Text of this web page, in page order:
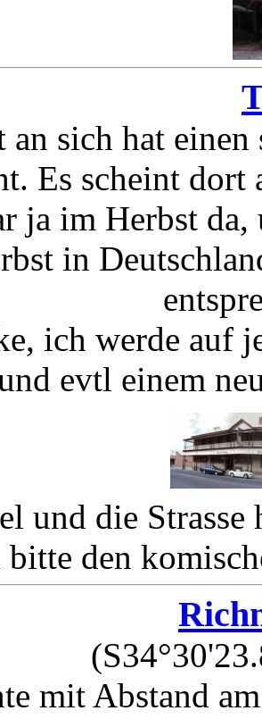
an sich hat
Es scheint dort
ja im Herbst da,
in
ich werde auf
evtl einem
und die
bitte den
mit Abstand